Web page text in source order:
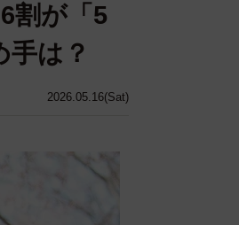
2026.05.16(Sat)
割が「5
は？